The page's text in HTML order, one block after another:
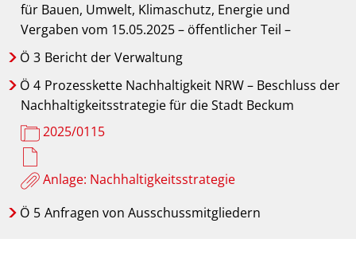
für Bauen, Umwelt, Klimaschutz, Energie und
Vergaben vom 15.05.2025 – öffentlicher Teil –
Ö 3 Bericht der Verwaltung
Ö 4 Prozesskette Nachhaltigkeit NRW – Beschluss der
Nachhaltigkeitsstrategie für die Stadt Beckum
2025/0115
Anlage: Nachhaltigkeitsstrategie
Ö 5 Anfragen von Ausschussmitgliedern